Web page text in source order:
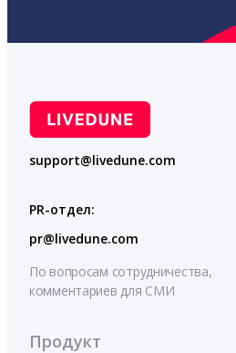
support@livedune.com
PR-отдел:
pr@livedune.com
По вопросам сотрудничества,
комментариев для СМИ
Продукт